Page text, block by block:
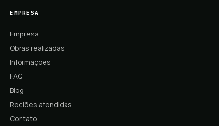
EMPRESA
Empresa
Obras realizadas
Informações
FAQ
Blog
Regiões atendidas
Contato